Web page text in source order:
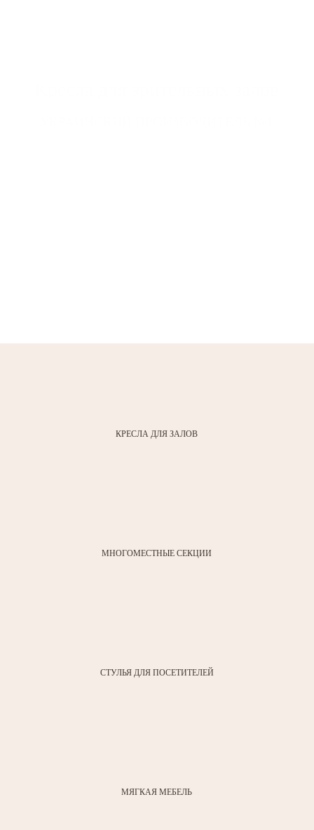
КРЕСЛА ДЛЯ ЗАЛОВ
МНОГОМЕСТНЫЕ СЕКЦИИ
СТУЛЬЯ ДЛЯ ПОСЕТИТЕЛЕЙ
МЯГКАЯ МЕБЕЛЬ